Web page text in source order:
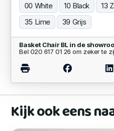
00 White 10 Black 13
35 Lime
39 Grijs
Basket Chair BL in de
Bel 020 617 01 26 om zeker te
Kijk ook eens